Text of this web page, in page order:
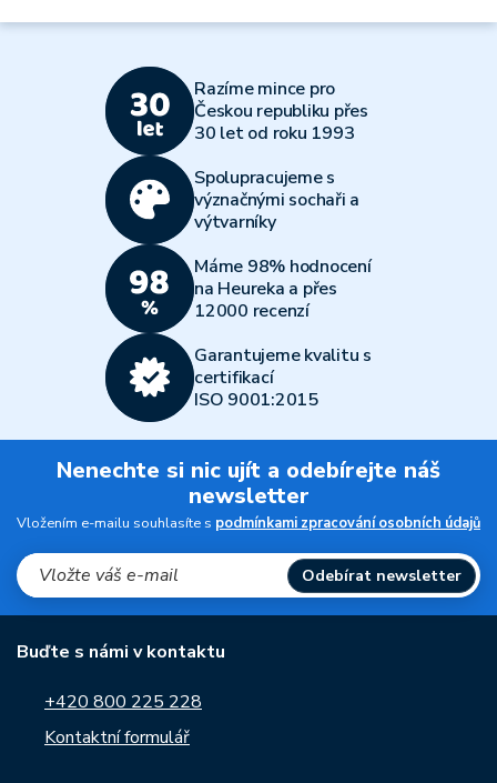
Razíme mince pro
Českou republiku přes
30 let od roku 1993
Spolupracujeme s
význačnými sochaři a
výtvarníky
Máme 98% hodnocení
na Heureka a přes
12000 recenzí
Garantujeme kvalitu s
certifikací
ISO 9001:2015
Nenechte si nic ujít a odebírejte náš
newsletter
Vložením e-mailu souhlasíte s podmínkami zpracování osobních údajů
Odebírat newsletter
Buďte s námi v kontaktu
+420 800 225 228
Kontaktní formulář